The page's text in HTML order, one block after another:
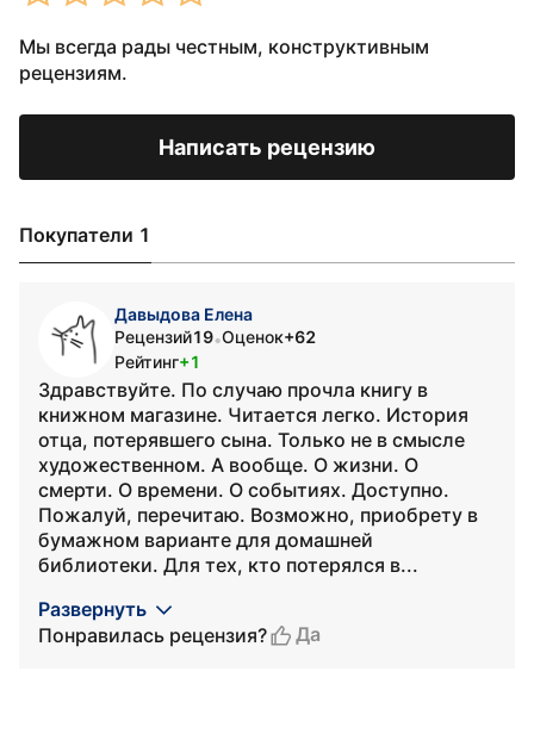
Мы всегда рады честным, конструктивным
рецензиям.
Написать рецензию
Покупатели 1
Давыдова Елена
Рецензий19•Оценок+62
Рейтинг+1
Здравствуйте. По случаю прочла книгу в
книжном магазине. Читается легко. История
отца, потерявшего сына. Только не в смысле
художественном. А вообще. О жизни. О
смерти. О времени. О событиях. Доступно.
Пожалуй, перечитаю. Возможно, приобрету в
бумажном варианте для домашней
библиотеки. Для тех, кто потерялся в...
Развернуть
Понравилась рецензия?
Да